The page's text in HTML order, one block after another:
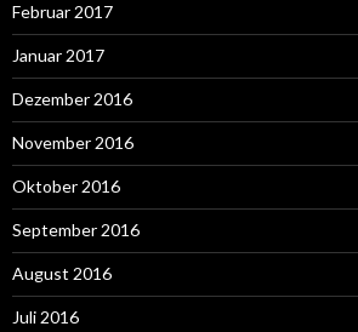
Februar 2017
Januar 2017
Dezember 2016
November 2016
Oktober 2016
September 2016
August 2016
Juli 2016